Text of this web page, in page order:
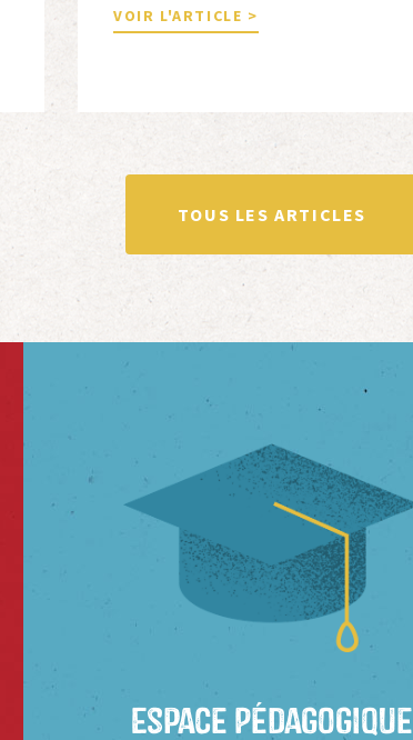
professeure agrégée d’espagnol dans le
secondaire et docteure en études
en Limousin et a particulièrement étudié
leur accueil après la guerre d’Espagne et
leur […]
VOIR L'ARTICLE >
TOUS LES ARTICLES
Espace Pédagogique